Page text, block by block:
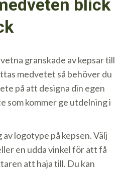
blick
granskade av kepsar till
medvetet så behöver du
på att designa din egen
som kommer ge utdelning i
logotype på kepsen. Välj
en udda vinkel för att få
att haja till. Du kan